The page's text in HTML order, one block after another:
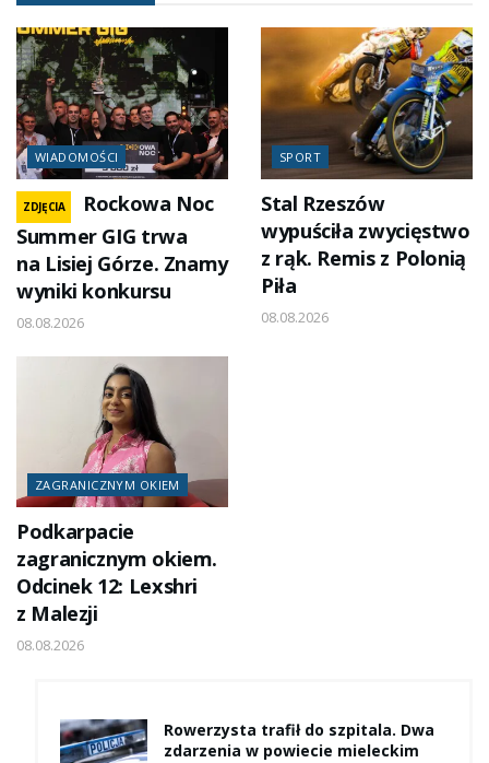
WIADOMOŚCI
ZDJĘCIA
Rockowa Noc
Summer GIG trwa
na Lisiej Górze. Znamy
wyniki konkursu
08.08.2026
SPORT
Stal Rzeszów
wypuściła zwycięstwo
z rąk. Remis z Polonią
Piła
08.08.2026
ZAGRANICZNYM OKIEM
Podkarpacie
zagranicznym okiem.
Odcinek 12: Lexshri
z Malezji
08.08.2026
Rowerzysta trafił do szpitala. Dwa
zdarzenia w powiecie mieleckim